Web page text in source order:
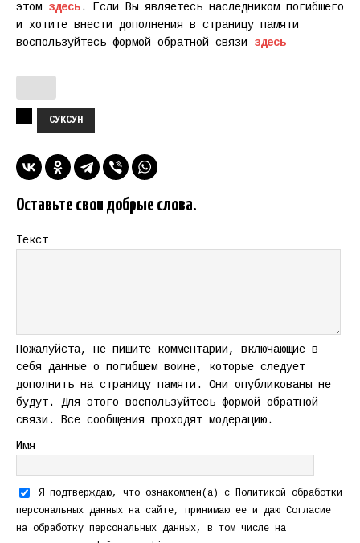
этом здесь. Если Вы являетесь наследником погибшего
и хотите внести дополнения в страницу памяти
воспользуйтесь формой обратной связи здесь
СУКСУН
Оставьте свои добрые слова.
Текст
Пожалуйста, не пишите комментарии, включающие в
себя данные о погибшем воине, которые следует
дополнить на страницу памяти. Они опубликованы не
будут. Для этого воспользуйтесь формой обратной
связи. Все сообщения проходят модерацию.
Имя
Я подтверждаю, что ознакомлен(а) с Политикой обработки
персональных данных на сайте, принимаю ее и даю Согласие
на обработку персональных данных, в том числе на